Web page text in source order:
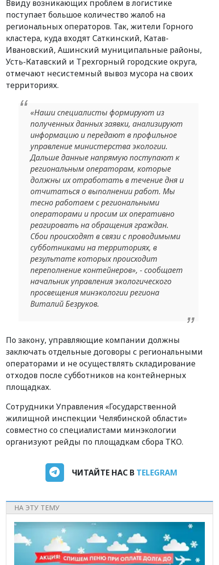
Ввиду возникающих проблем в логистике
поступает большое количество жалоб на
региональных операторов. Так, жители Горного
кластера, куда входят Саткинский, Катав-
Ивановский, Ашинский муниципальные районы,
Усть-Катавский и Трехгорный городские округа,
отмечают несистемный вывоз мусора на своих
территориях.
«Наши специалисты формируют из
полученных данных заявки, анализируют
информацию и передают в профильное
управление министерства экологии.
Дальше данные напрямую поступают к
региональным операторам, которые
должны их отработать в течение дня и
отчитаться о выполнении работ. Мы
тесно работаем с региональными
операторами и просим их оперативно
реагировать на обращения граждан.
Сбои происходят в связи с проводимыми
субботниками на территориях, в
результате которых происходит
переполнение контейнеров», - сообщает
начальник управления экологического
просвещения минэкологии региона
Виталий Безруков.
По закону, управляющие компании должны
заключать отдельные договоры с региональными
операторами и не осуществлять складирование
отходов после субботников на контейнерных
площадках.
Сотрудники Управления «Государственной
жилищной инспекции Челябинской области»
совместно со специалистами минэкологии
организуют рейды по площадкам сбора ТКО.
ЧИТАЙТЕ НАС В TELEGRAM
НА ЭТУ ТЕМУ